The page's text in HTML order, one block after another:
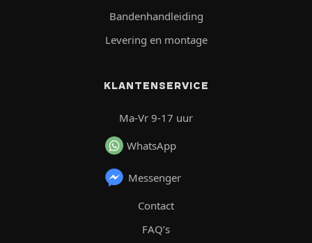
Bandenhandleiding
Levering en montage
KLANTENSERVICE
Ma-Vr 9-17 uur
WhatsApp
Messenger
Contact
FAQ’s